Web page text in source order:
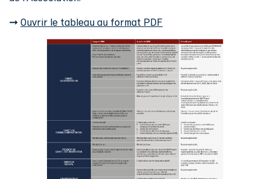
Suspendre le processus des collèges
électorauxet le remplacer par un
système de recrutement plus simple;
Mettre en place un processus
efficacede recrutement
d’administrateurs;
Encourager les candidatures pour les
postes de représentation et mandater
un comité (gouvernance ou nomination)
pour recommander les administrateurs;
Prévoir un
processus de nomination
➞ Ouvrir le tableau au format PDF